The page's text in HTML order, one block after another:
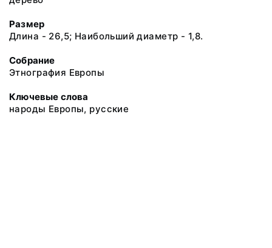
Размер
Длина - 26,5; Наибольший диаметр - 1,8.
Собрание
Этнография Европы
Ключевые слова
народы Европы, русские